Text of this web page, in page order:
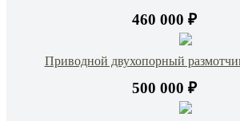
460 000 ₽
Приводной двухопорный
500 000 ₽